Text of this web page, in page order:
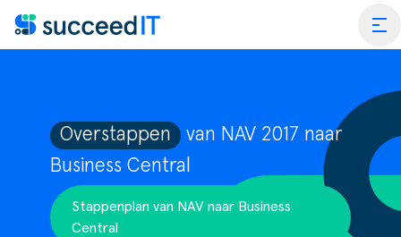
Central
Wat is
Overstappen
van NAV 2017 naar
Business Central
Stappenplan van NAV naar Business
Central